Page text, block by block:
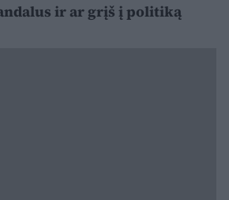
ir ar grįš į politiką